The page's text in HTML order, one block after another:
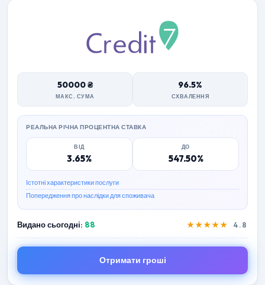
50000 ₴
МАКС. СУМА
96.5%
СХВАЛЕННЯ
РЕАЛЬНА РІЧНА ПРОЦЕНТНА СТАВКА
ВІД
3.65%
ДО
547.50%
Істотні характеристики послуги
Попередження про наслідки для споживача
Видано сьогодні: 88 ★★★★★ 4.8
Отримати гроші